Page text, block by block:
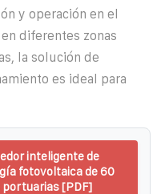
y operación en el
diferentes zonas
la solución de
es ideal para
inteligente de
fotovoltaica de 60
[PDF]